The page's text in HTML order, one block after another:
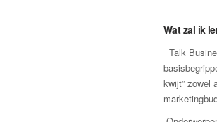
Wat zal ik
Talk
kwijt” zowel